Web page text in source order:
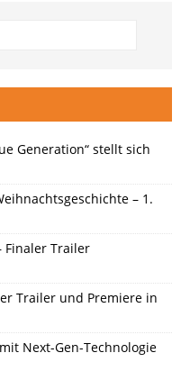
Generation“ stellt sich
– 1.
Finaler Trailer
Trailer und Premiere in
Next-Gen-Technologie